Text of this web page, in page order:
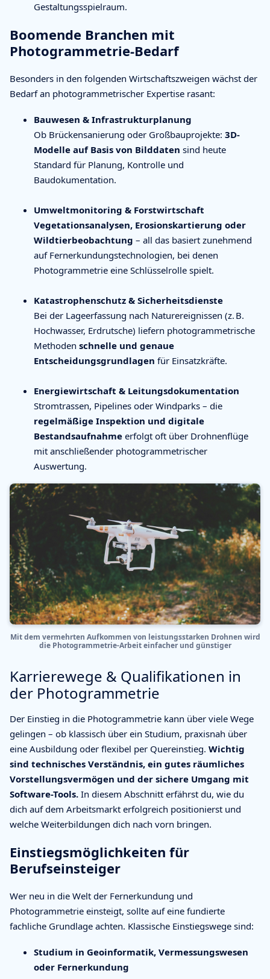
Gestaltungsspielraum.
Boomende Branchen mit
Photogrammetrie-Bedarf
Besonders in den folgenden Wirtschaftszweigen wächst der
Bedarf an photogrammetrischer Expertise rasant:
Bauwesen & Infrastrukturplanung
Ob Brückensanierung oder Großbauprojekte: 3D-
Modelle auf Basis von Bilddaten sind heute
Standard für Planung, Kontrolle und
Baudokumentation.
Umweltmonitoring & Forstwirtschaft
Vegetationsanalysen, Erosionskartierung oder
Wildtierbeobachtung – all das basiert zunehmend
auf Fernerkundungstechnologien, bei denen
Photogrammetrie eine Schlüsselrolle spielt.
Katastrophenschutz & Sicherheitsdienste
Bei der Lageerfassung nach Naturereignissen (z. B.
Hochwasser, Erdrutsche) liefern photogrammetrische
Methoden schnelle und genaue
Entscheidungsgrundlagen für Einsatzkräfte.
Energiewirtschaft & Leitungsdokumentation
Stromtrassen, Pipelines oder Windparks – die
regelmäßige Inspektion und digitale
Bestandsaufnahme erfolgt oft über Drohnenflüge
mit anschließender photogrammetrischer
Auswertung.
Mit dem vermehrten Aufkommen von leistungsstarken Drohnen wird
die Photogrammetrie-Arbeit einfacher und günstiger
Karrierewege & Qualifikationen in
der Photogrammetrie
Der Einstieg in die Photogrammetrie kann über viele Wege
gelingen – ob klassisch über ein Studium, praxisnah über
eine Ausbildung oder flexibel per Quereinstieg. Wichtig
sind technisches Verständnis, ein gutes räumliches
Vorstellungsvermögen und der sichere Umgang mit
Software-Tools. In diesem Abschnitt erfährst du, wie du
dich auf dem Arbeitsmarkt erfolgreich positionierst und
welche Weiterbildungen dich nach vorn bringen.
Einstiegsmöglichkeiten für
Berufseinsteiger
Wer neu in die Welt der Fernerkundung und
Photogrammetrie einsteigt, sollte auf eine fundierte
fachliche Grundlage achten. Klassische Einstiegswege sind:
Studium in Geoinformatik, Vermessungswesen
oder Fernerkundung